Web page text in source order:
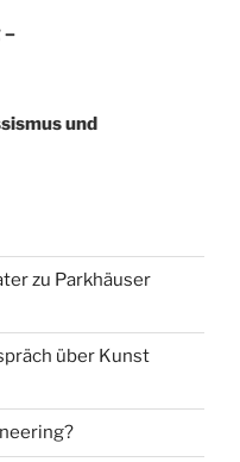
–
und
zu Parkhäuser
über Kunst